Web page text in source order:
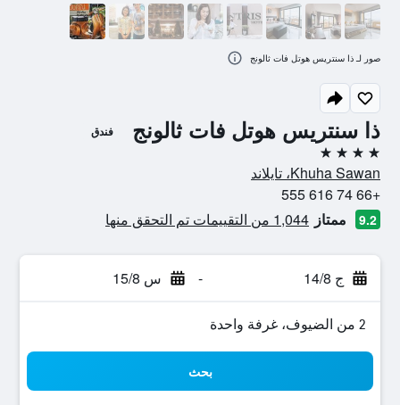
ذا سنتريس هوتل فات ثالونج فندق
4 نجوم
Khuha Sawan، تايلاند
+66 74 616 555
9.2 ممتاز 1,044 من التقييمات تم التحقق منها
ج 14/8 - س 15/8
2 من الضيوف، غرفة واحدة
بحث
صور لـ ذا سنتريس هوتل فات ثالونج